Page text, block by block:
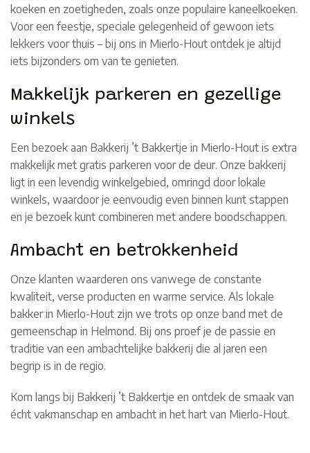
koeken en zoetigheden, zoals onze populaire kaneelkoeken.
Voor een feestje, speciale gelegenheid of gewoon iets
lekkers voor thuis – bij ons in Mierlo-Hout ontdek je altijd
iets bijzonders om van te genieten.
Makkelijk parkeren en gezellige
winkels
Een bezoek aan Bakkerij ’t Bakkertje in Mierlo-Hout is extra
makkelijk met gratis parkeren voor de deur. Onze bakkerij
ligt in een levendig winkelgebied, omringd door lokale
winkels, waardoor je eenvoudig even binnen kunt stappen
en je bezoek kunt combineren met andere boodschappen.
Ambacht en betrokkenheid
Onze klanten waarderen ons vanwege de constante
kwaliteit, verse producten en warme service. Als lokale
bakker in Mierlo-Hout zijn we trots op onze band met de
gemeenschap in Helmond. Bij ons proef je de passie en
traditie van een ambachtelijke bakkerij die al jaren een
begrip is in de regio.
Kom langs bij Bakkerij ’t Bakkertje en ontdek de smaak van
écht vakmanschap en ambacht in het hart van Mierlo-Hout.